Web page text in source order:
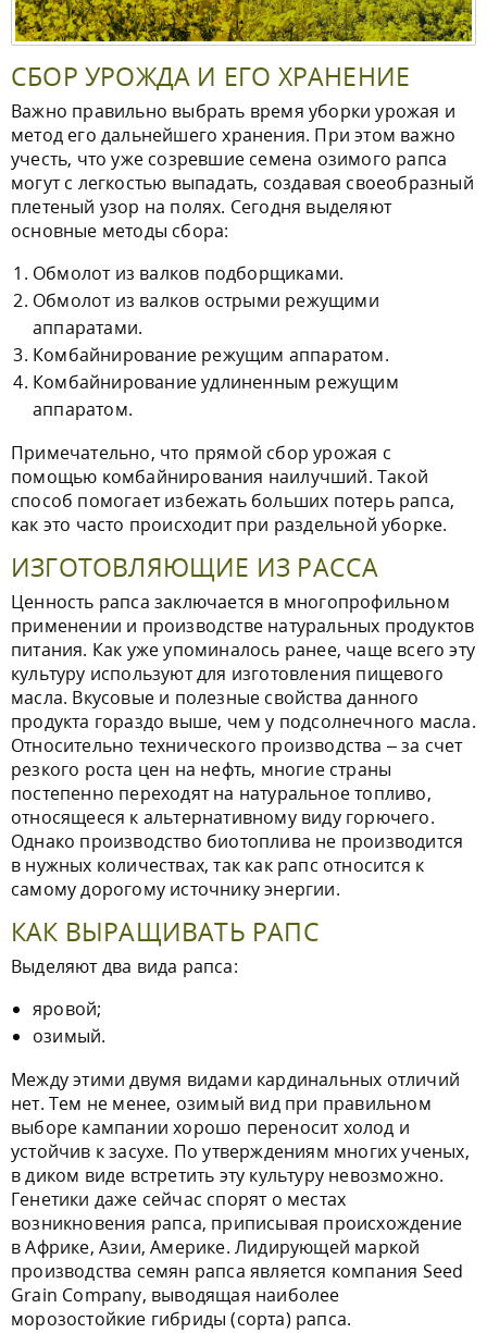
СБОР УРОЖДА И ЕГО ХРАНЕНИЕ
Важно правильно выбрать время уборки урожая и
метод его дальнейшего хранения. При этом важно
учесть, что уже созревшие семена озимого рапса
могут с легкостью выпадать, создавая своеобразный
плетеный узор на полях. Сегодня выделяют
основные методы сбора:
Обмолот из валков подборщиками.
Обмолот из валков острыми режущими
аппаратами.
Комбайнирование режущим аппаратом.
Комбайнирование удлиненным режущим
аппаратом.
Примечательно, что прямой сбор урожая с
помощью комбайнирования наилучший. Такой
способ помогает избежать больших потерь рапса,
как это часто происходит при раздельной уборке.
ИЗГОТОВЛЯЮЩИЕ ИЗ РАССА
Ценность рапса заключается в многопрофильном
применении и производстве натуральных продуктов
питания. Как уже упоминалось ранее, чаще всего эту
культуру используют для изготовления пищевого
масла. Вкусовые и полезные свойства данного
продукта гораздо выше, чем у подсолнечного масла.
Относительно технического производства – за счет
резкого роста цен на нефть, многие страны
постепенно переходят на натуральное топливо,
относящееся к альтернативному виду горючего.
Однако производство биотоплива не производится
в нужных количествах, так как рапс относится к
самому дорогому источнику энергии.
КАК ВЫРАЩИВАТЬ РАПС
Выделяют два вида рапса:
яровой;
озимый.
Между этими двумя видами кардинальных отличий
нет. Тем не менее, озимый вид при правильном
выборе кампании хорошо переносит холод и
устойчив к засухе. По утверждениям многих ученых,
в диком виде встретить эту культуру невозможно.
Генетики даже сейчас спорят о местах
возникновения рапса, приписывая происхождение
в Африке, Азии, Америке. Лидирующей маркой
производства семян рапса является компания Seed
Grain Company, выводящая наиболее
морозостойкие гибриды (сорта) рапса.